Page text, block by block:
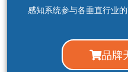
感知系统参与各垂直行业
品牌